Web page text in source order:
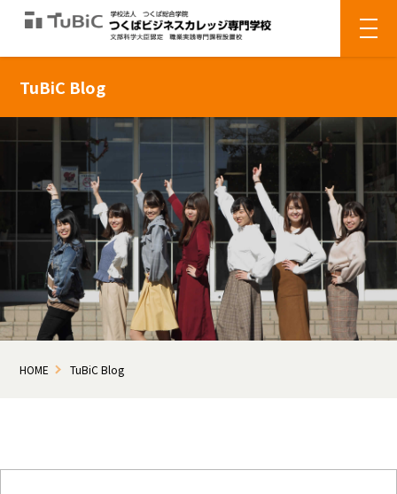
TuBiC Blog
HOME TuBiC Blog